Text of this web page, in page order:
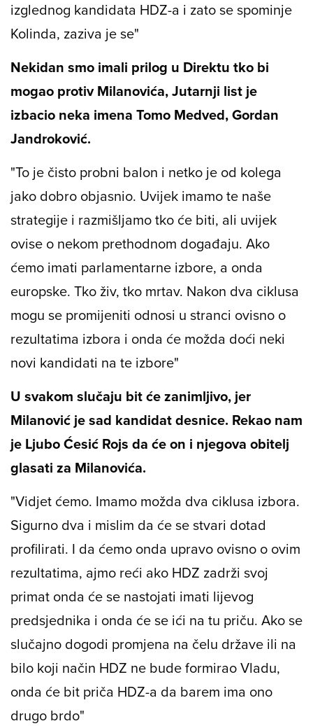
izglednog kandidata HDZ-a i zato se spominje
Kolinda, zaziva je se"
Nekidan smo imali prilog u Direktu tko bi
mogao protiv Milanovića, Jutarnji list je
izbacio neka imena Tomo Medved, Gordan
Jandroković.
"To je čisto probni balon i netko je od kolega
jako dobro objasnio. Uvijek imamo te naše
strategije i razmišljamo tko će biti, ali uvijek
ovise o nekom prethodnom događaju. Ako
ćemo imati parlamentarne izbore, a onda
europske. Tko živ, tko mrtav. Nakon dva ciklusa
mogu se promijeniti odnosi u stranci ovisno o
rezultatima izbora i onda će možda doći neki
novi kandidati na te izbore"
U svakom slučaju bit će zanimljivo, jer
Milanović je sad kandidat desnice. Rekao nam
je Ljubo Ćesić Rojs da će on i njegova obitelj
glasati za Milanovića.
"Vidjet ćemo. Imamo možda dva ciklusa izbora.
Sigurno dva i mislim da će se stvari dotad
profilirati. I da ćemo onda upravo ovisno o ovim
rezultatima, ajmo reći ako HDZ zadrži svoj
primat onda će se nastojati imati lijevog
predsjednika i onda će se ići na tu priču. Ako se
slučajno dogodi promjena na čelu države ili na
bilo koji način HDZ ne bude formirao Vladu,
onda će bit priča HDZ-a da barem ima ono
drugo brdo"